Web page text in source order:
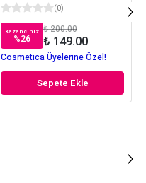
(0)
Kazancınız
%26
₺ 200.00
₺ 149.00
Cosmetica Üyelerine Özel!
Sepete Ekle